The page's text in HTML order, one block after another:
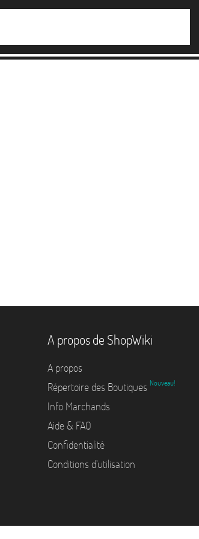
A propos de ShopWiki
A propos
Répertoire des Boutiques Nouveau!
Info Marchands
Aide & FAQ
Confidentialité
Conditions d'utilisation